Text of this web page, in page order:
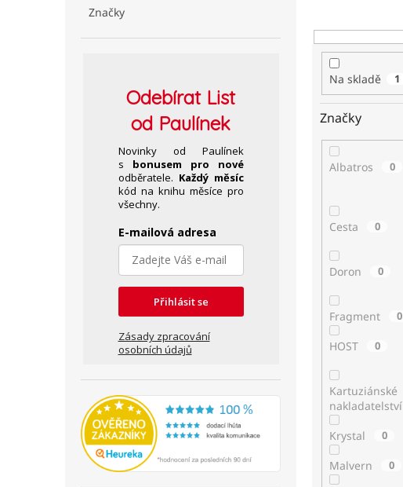
Značky
OdebíratList
od Paulínek
Novinky od Paulínek
s bonusem pro nové
odběratele. Každý měsíc
kód na knihu měsíce pro
všechny.
E-mailová adresa
Přihlásit se
Zásady zpracování
osobních údajů
t
ů
Na skladě 1
Značky
Albatros 0
Cesta 0
Doron 0
Fragment 0
HOST 0
Kartuziánské
nakladatelství
Krystal 0
Malvern 0